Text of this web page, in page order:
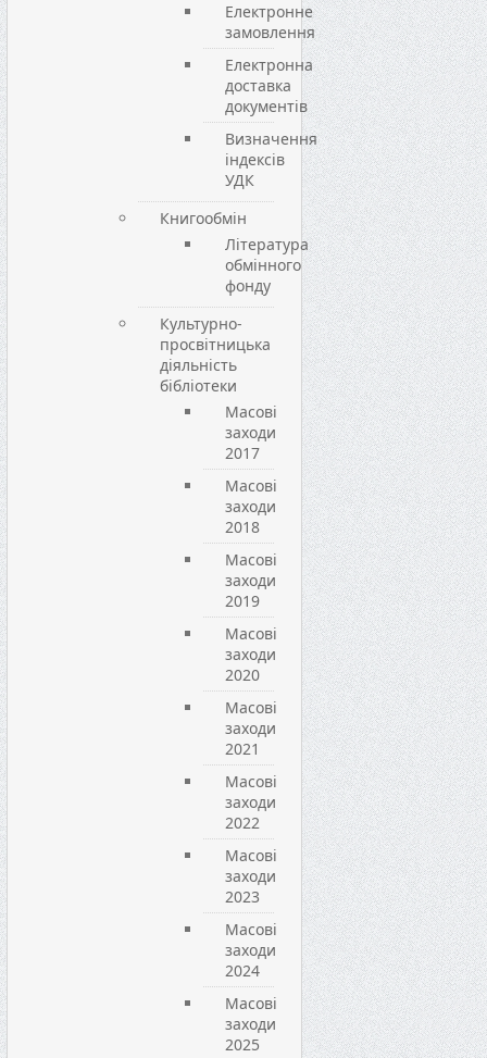
Електронне
замовлення
Електронна
доставка
документів
Визначення
індексів
УДК
Книгообмін
Література
обмінного
фонду
Культурно-
просвітницька
діяльність
бібліотеки
Масові
заходи
2017
Масові
заходи
2018
Масові
заходи
2019
Масові
заходи
2020
Масові
заходи
2021
Масові
заходи
2022
Масові
заходи
2023
Масові
заходи
2024
Масові
заходи
2025